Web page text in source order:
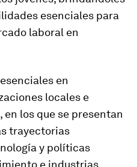
esenciales para
laboral en
en
locales e
los que se presentan
trayectorias
y políticas
e industrias